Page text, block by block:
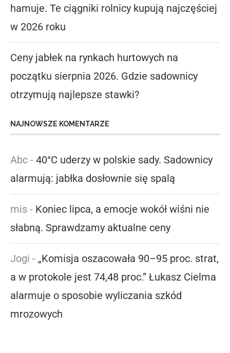
hamuje. Te ciągniki rolnicy kupują najczęściej
w 2026 roku
Ceny jabłek na rynkach hurtowych na
początku sierpnia 2026. Gdzie sadownicy
otrzymują najlepsze stawki?
NAJNOWSZE KOMENTARZE
Abc - 40°C uderzy w polskie sady. Sadownicy
alarmują: jabłka dosłownie się spalą
mis - Koniec lipca, a emocje wokół wiśni nie
słabną. Sprawdzamy aktualne ceny
Jogi - „Komisja oszacowała 90–95 proc. strat,
a w protokole jest 74,48 proc.” Łukasz Cielma
alarmuje o sposobie wyliczania szkód
mrozowych